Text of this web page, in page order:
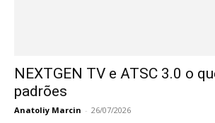
NEXTGEN TV e ATSC 3.0 o
padrões
Anatoliy Marcin - 26/07/2026